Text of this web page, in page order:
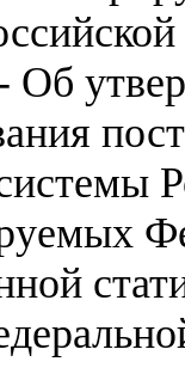
Об